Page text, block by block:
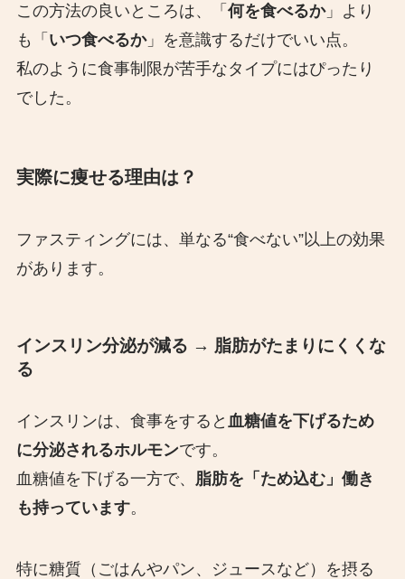
この方法の良いところは、「 何を食べるか」より
も「 いつ食べるか」を意識するだけでいい点。
私のように食事制限が苦手なタイプにはぴったり
でした。
実際に痩せる理由は？
ファスティングには、単なる“食べない”以上の効果
があります。
インスリン分泌が減る → 脂肪がたまりにくくな
る
インスリンは、食事をすると 血糖値を下げるため
に分泌されるホルモンです。
血糖値を下げる一方で、 脂肪を「ため込む」働き
も持っています。
特に糖質（ごはんやパン、ジュースなど）を摂る